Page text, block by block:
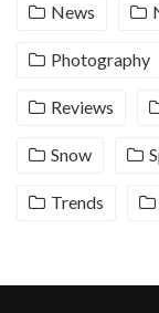
News
Photography
Reviews
Snow
Trends